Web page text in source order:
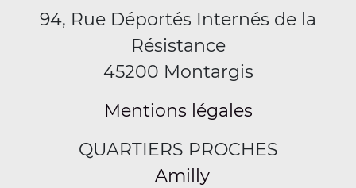
94, Rue Déportés Internés de la
Résistance
45200 Montargis
Mentions légales
QUARTIERS PROCHES
Amilly